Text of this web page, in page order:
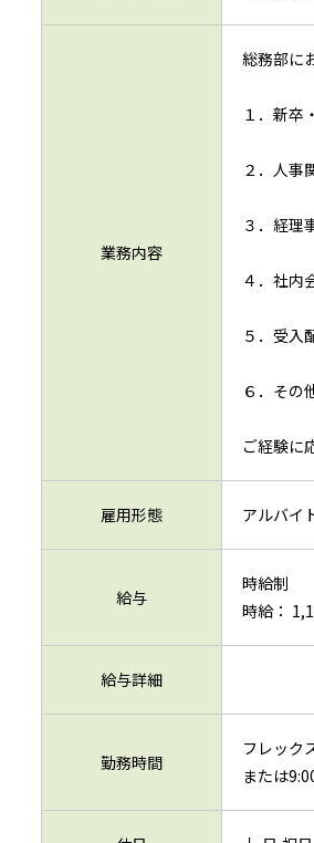
業務内容
総務部に
１．新卒
２．人事
３．経理
４．社内
５．受入
６．その
ご経験に
雇用形態 アルバイ
給与
時給制
時給：
給与詳細
勤務時間
フレック
または